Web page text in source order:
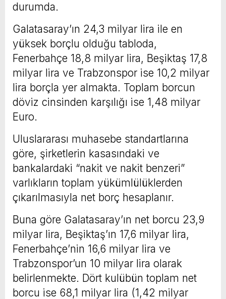
durumda.
Galatasaray’ın 24,3 milyar lira ile en
yüksek borçlu olduğu tabloda,
Fenerbahçe 18,8 milyar lira, Beşiktaş 17,8
milyar lira ve Trabzonspor ise 10,2 milyar
lira borçla yer almakta. Toplam borcun
döviz cinsinden karşılığı ise 1,48 milyar
Euro.
Uluslararası muhasebe standartlarına
göre, şirketlerin kasasındaki ve
bankalardaki “nakit ve nakit benzeri”
varlıkların toplam yükümlülüklerden
çıkarılmasıyla net borç hesaplanır.
Buna göre Galatasaray’ın net borcu 23,9
milyar lira, Beşiktaş’ın 17,6 milyar lira,
Fenerbahçe’nin 16,6 milyar lira ve
Trabzonspor’un 10 milyar lira olarak
belirlenmekte. Dört kulübün toplam net
borcu ise 68,1 milyar lira (1,42 milyar